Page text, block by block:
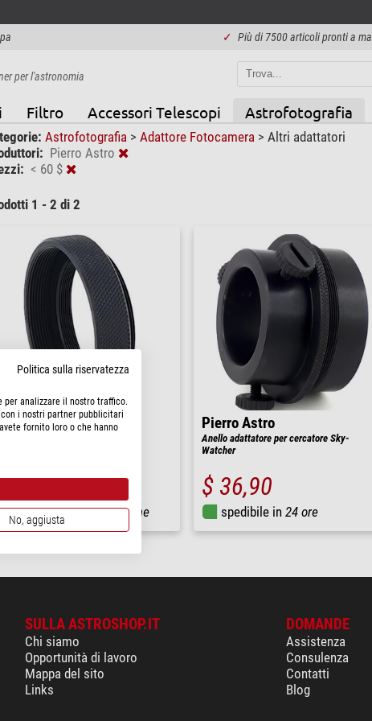
✓ Più di 7500 articoli pronti a
per l'astronomia
Filtro Accessori Telescopi Astrofotografia
Astrofotografia > Adattore Fotocamera > Altri adattatori
Pierro Astro
< 60 $
1 - 2 di 2
Astro
35,90
spedibile in1-2 settimane
Pierro Astro
Anello adattatore per cercatore Sky-
Watcher
$ 36,90
spedibile in 24 ore
SULLA ASTROSHOP.IT
Chi siamo
Opportunità di lavoro
Mappa del sito
Links
DOMANDE
Assistenza
Consulenza
Contatti
Blog
Politica sulla riservatezza
per analizzare il nostro traffico.
i nostri partner pubblicitari
fornito loro o che hanno
No, aggiusta